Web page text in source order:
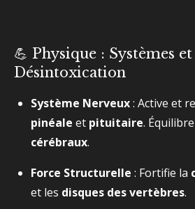
💪 Physique : Systèmes et
Désintoxication
Système Nerveux: Active et
pinéale et pituitaire.
cérébraux.
Force Structurelle : Fortifie la
et les disques des vertèbres.